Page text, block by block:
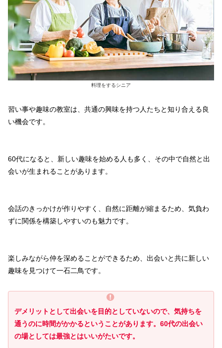
料理をするシニア
習い事や趣味の教室は、共通の興味を持つ人たちと知り合える良
い機会です。
60代になると、新しい趣味を始める人も多く、その中で自然と出
会いが生まれることがあります。
会話のきっかけが作りやすく、自然に距離が縮まるため、気負わ
ずに関係を構築しやすいのも魅力です。
楽しみながら仲を深めることができるため、出会いと共に新しい
趣味を見つけて一石二鳥です。
デメリットとして出会いを目的としていないので、気持ちを
通うのに時間がかかるということがあります。60代の出会い
の場としては最強とはいいがたいです。